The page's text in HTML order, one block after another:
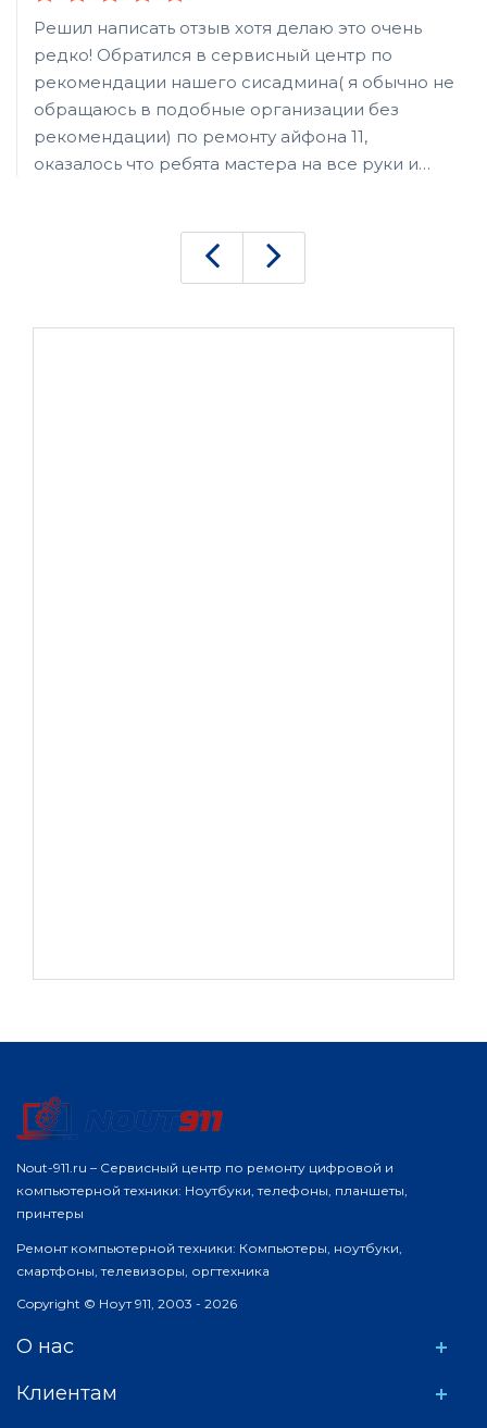
Решил написать отзыв хотя делаю это очень
редко! Обратился в сервисный центр по
рекомендации нашего сисадмина( я обычно не
обращаюсь в подобные организации без
рекомендации) по ремонту айфона 11,
оказалось что ребята мастера на все руки и
айфоне дисплей поменяли в этот же день,
модернизацию тоже сделали за день с
пришлось оставить на пару дней! Ребята
Nout-911.ru – Сервисный центр по ремонту цифровой и
компьютерной техники: Ноутбуки, телефоны, планшеты,
принтеры
Ремонт компьютерной техники: Компьютеры, ноутбуки,
смартфоны, телевизоры, оргтехника
Copyright © Ноут 911, 2003 - 2026
О нас
Клиентам